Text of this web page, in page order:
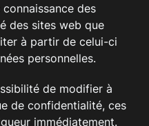
des
des sites web que
à partir de celui-ci
personnelles.
de modifier à
de confidentialité, ces
immédiatement.